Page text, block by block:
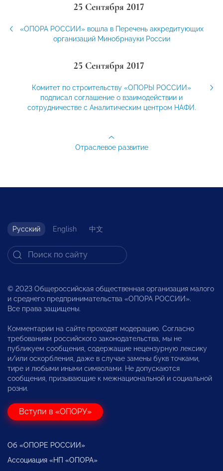
25 Сентября 2017
«ОПОРА РОССИИ» вошла в Перечень аккредитующих
организаций Минобрнауки России
25 Сентября 2017
Комитет по строительству «ОПОРЫ РОССИИ»
подписал соглашение о взаимодействии и
сотрудничестве с Аналитическим центром НАФИ.
Отраслевое развитие
Русский English 中文
© 2023 Общероссийская общественная организация малого
и среднего предпринимательства «ОПОРА РОССИИ».
Все права защищены.
Комментарии на сайте проходят модерацию. Согласно
требованиям российского законодательства, мы не
публикуем сообщения, содержащие нецензурную лексику
и/или оскорбления, даже в случае замены букв точками,
тире и любыми иными символами. Не допускаются
сообщения, призывающие к межнациональной и социальной
розни.
Вступи в «ОПОРУ»
Об «ОПОРЕ РОССИИ»
Ассоциация «НП «ОПОРА»